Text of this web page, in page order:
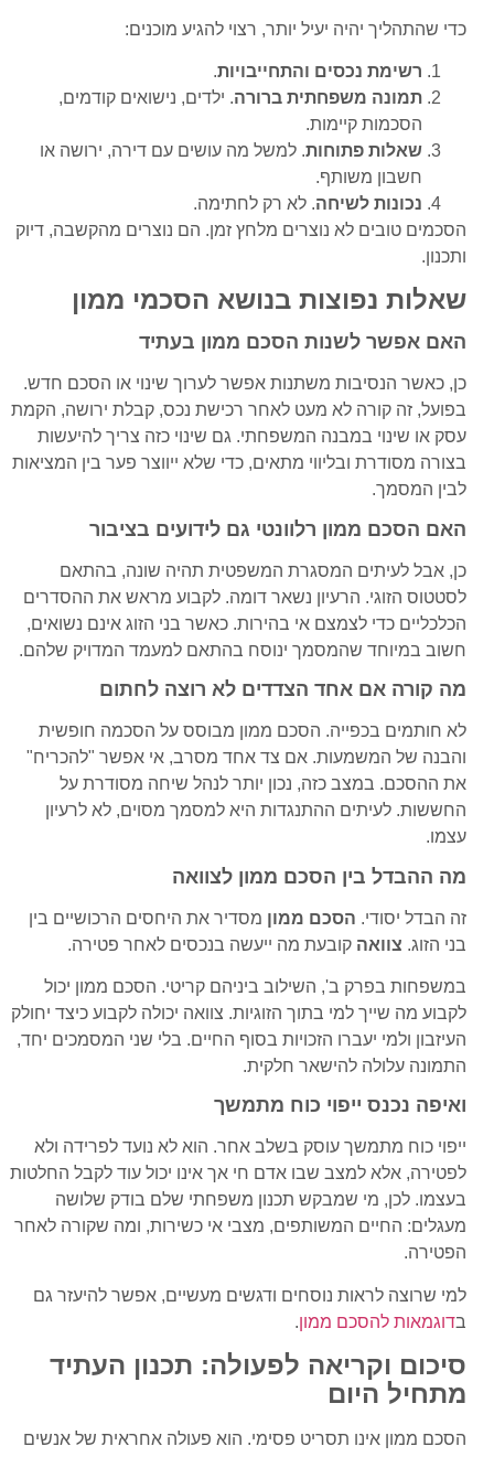
כדי שהתהליך יהיה יעיל יותר, רצוי להגיע מוכנים:
רשימת נכסים והתחייבויות.
תמונה משפחתית ברורה. ילדים, נישואים קודמים,
הסכמות קיימות.
שאלות פתוחות. למשל מה עושים עם דירה, ירושה או
חשבון משותף.
נכונות לשיחה. לא רק לחתימה.
הסכמים טובים לא נוצרים מלחץ זמן. הם נוצרים מהקשבה, דיוק
ותכנון.
שאלות נפוצות בנושא הסכמי ממון
האם אפשר לשנות הסכם ממון בעתיד
כן, כאשר הנסיבות משתנות אפשר לערוך שינוי או הסכם חדש.
בפועל, זה קורה לא מעט לאחר רכישת נכס, קבלת ירושה, הקמת
עסק או שינוי במבנה המשפחתי. גם שינוי כזה צריך להיעשות
בצורה מסודרת ובליווי מתאים, כדי שלא ייווצר פער בין המציאות
לבין המסמך.
האם הסכם ממון רלוונטי גם לידועים בציבור
כן, אבל לעיתים המסגרת המשפטית תהיה שונה, בהתאם
לסטטוס הזוגי. הרעיון נשאר דומה. לקבוע מראש את ההסדרים
הכלכליים כדי לצמצם אי בהירות. כאשר בני הזוג אינם נשואים,
חשוב במיוחד שהמסמך ינוסח בהתאם למעמד המדויק שלהם.
מה קורה אם אחד הצדדים לא רוצה לחתום
לא חותמים בכפייה. הסכם ממון מבוסס על הסכמה חופשית
והבנה של המשמעות. אם צד אחד מסרב, אי אפשר "להכריח"
את ההסכם. במצב כזה, נכון יותר לנהל שיחה מסודרת על
החששות. לעיתים ההתנגדות היא למסמך מסוים, לא לרעיון
עצמו.
מה ההבדל בין הסכם ממון לצוואה
זה הבדל יסודי. הסכם ממון מסדיר את היחסים הרכושיים בין
בני הזוג. צוואה קובעת מה ייעשה בנכסים לאחר פטירה.
במשפחות בפרק ב', השילוב ביניהם קריטי. הסכם ממון יכול
לקבוע מה שייך למי בתוך הזוגיות. צוואה יכולה לקבוע כיצד יחולק
העיזבון ולמי יעברו הזכויות בסוף החיים. בלי שני המסמכים יחד,
התמונה עלולה להישאר חלקית.
ואיפה נכנס ייפוי כוח מתמשך
ייפוי כוח מתמשך עוסק בשלב אחר. הוא לא נועד לפרידה ולא
לפטירה, אלא למצב שבו אדם חי אך אינו יכול עוד לקבל החלטות
בעצמו. לכן, מי שמבקש תכנון משפחתי שלם בודק שלושה
מעגלים: החיים המשותפים, מצבי אי כשירות, ומה שקורה לאחר
הפטירה.
למי שרוצה לראות נוסחים ודגשים מעשיים, אפשר להיעזר גם
בדוגמאות להסכם ממון.
סיכום וקריאה לפעולה: תכנון העתיד
מתחיל היום
הסכם ממון אינו תסריט פסימי. הוא פעולה אחראית של אנשים